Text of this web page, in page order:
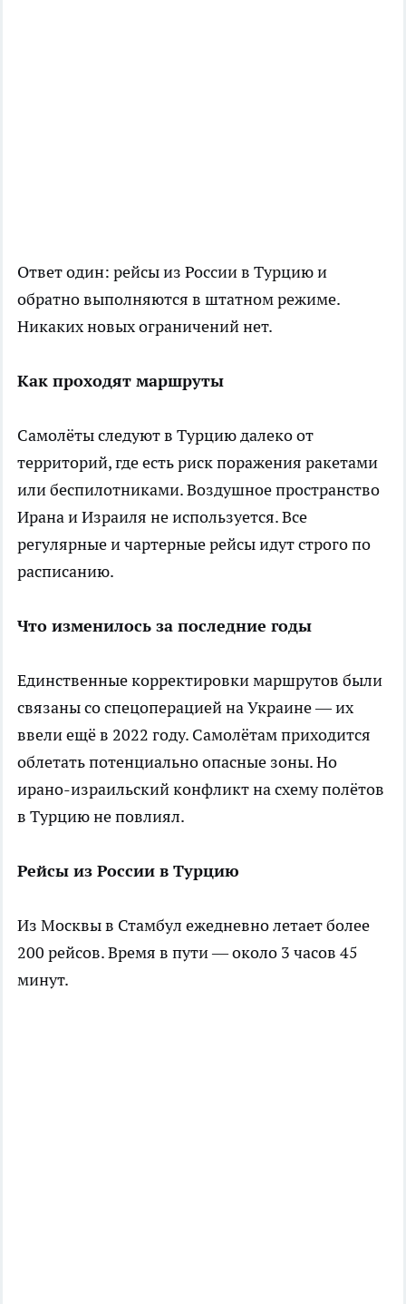
Ответ один: рейсы из России в Турцию и
обратно выполняются в штатном режиме.
Никаких новых ограничений нет.
Как проходят маршруты
Самолёты следуют в Турцию далеко от
территорий, где есть риск поражения ракетами
или беспилотниками. Воздушное пространство
Ирана и Израиля не используется. Все
регулярные и чартерные рейсы идут строго по
расписанию.
Что изменилось за последние годы
Единственные корректировки маршрутов были
связаны со спецоперацией на Украине — их
ввели ещё в 2022 году. Самолётам приходится
облетать потенциально опасные зоны. Но
ирано-израильский конфликт на схему полётов
в Турцию не повлиял.
Рейсы из России в Турцию
Из Москвы в Стамбул ежедневно летает более
200 рейсов. Время в пути — около 3 часов 45
минут.